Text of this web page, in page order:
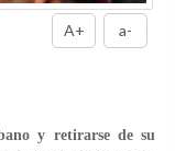
A+ a-
y retirarse de su